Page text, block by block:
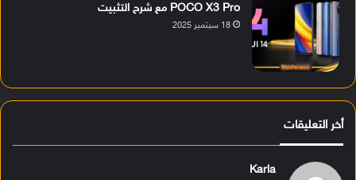
POCO X3 Pro مع شرح التثبيت
18 سبتمبر 2025
أخر التعليقات
Karla